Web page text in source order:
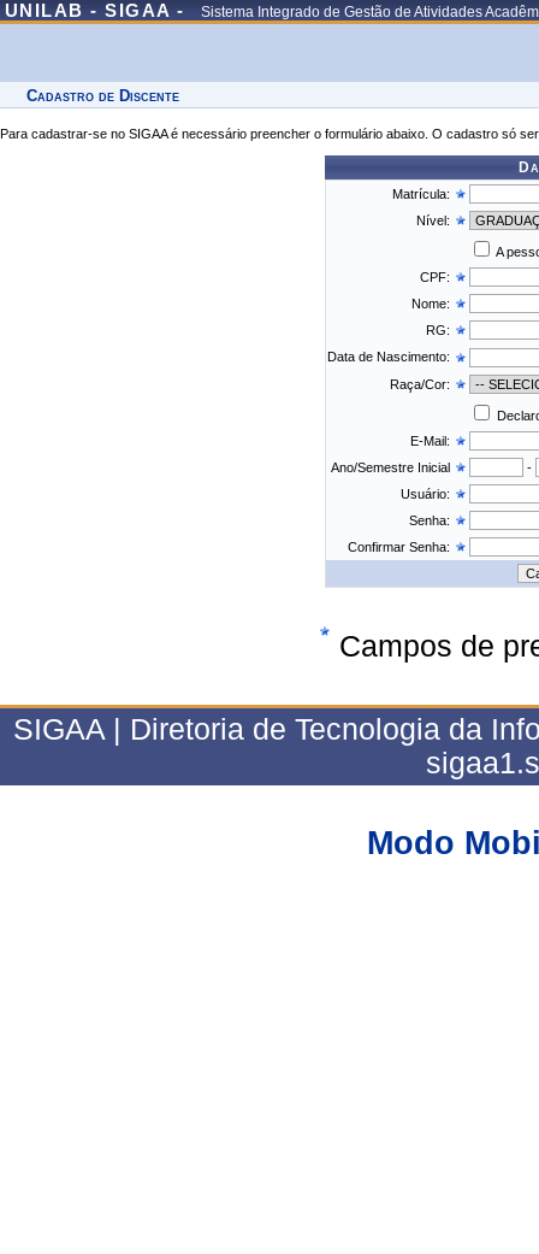
UNILAB - SIGAA - Sistema Integrado de Gestão de Atividades
Cadastro de Discente
Para cadastrar-se no SIGAA é necessário preencher o formulário abaixo. O cadastro só
Matrícula:
Nível:
A
CPF:
Nome:
RG:
Data de Nascimento:
Raça/Cor:
E-Mail:
Ano/Semestre Inicial
-
Usuário:
Senha:
Confirmar Senha:
Campos de
SIGAA | Diretoria de Tecnologia da
Modo